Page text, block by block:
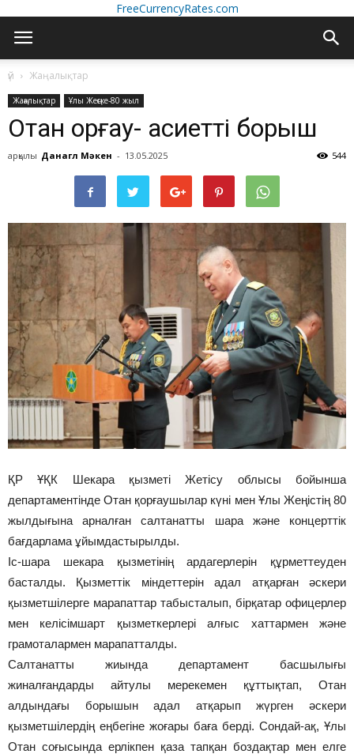
FreeCurrencyRates.com
үй Жаңалықтар
Жаңалықтар Ұлы Жеңске-80 жыл
Отан қорғау- қасиетті борыш
арқылы Данагүл Мәкен - 13.05.2025 544
ҚР ҰҚК Шекара қызметі Жетісу облысы бойынша
департаментінде Отан қорғаушылар күні мен Ұлы Жеңістің 80
жылдығына арналған салтанатты шара және концерттік
бағдарлама ұйымдастырылды.
Іс-шара шекара қызметінің ардагерлерін құрметтеуден
басталды. Қызметтік міндеттерін адал атқарған әскери
қызметшілерге марапаттар табысталып, бірқатар офицерлер
мен келісімшарт қызметкерлері алғыс хаттармен және
грамоталармен марапатталды.
Салтанатты жиында департамент басшылығы
жиналғандарды айтулы мерекемен құттықтап, Отан
алдындағы борышын адал атқарып жүрген әскери
қызметшілердің еңбегіне жоғары баға берді. Сондай-ақ, Ұлы
Отан соғысында ерлікпен қаза тапқан боздақтар мен елге